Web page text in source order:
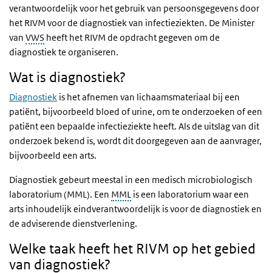
verantwoordelijk voor het gebruik van persoonsgegevens door
het RIVM voor de diagnostiek van infectieziekten. De Minister
van VWS heeft het RIVM de opdracht gegeven om de
diagnostiek te organiseren.
Wat is diagnostiek?
Diagnostiek is het afnemen van lichaamsmateriaal bij een
patiënt, bijvoorbeeld bloed of urine, om te onderzoeken of een
patiënt een bepaalde infectieziekte heeft. Als de uitslag van dit
onderzoek bekend is, wordt dit doorgegeven aan de aanvrager,
bijvoorbeeld een arts.
Diagnostiek gebeurt meestal in een medisch microbiologisch
laboratorium (MML). Een MML is een laboratorium waar een
arts inhoudelijk eindverantwoordelijk is voor de diagnostiek en
de adviserende dienstverlening.
Welke taak heeft het RIVM op het gebied
van diagnostiek?